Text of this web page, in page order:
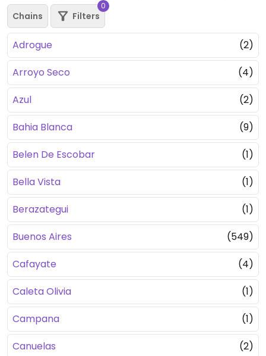
Chains Filters
0
Adrogue
(2)
Arroyo Seco
(4)
Azul
(2)
Bahia Blanca
(9)
Belen De Escobar
(1)
Bella Vista
(1)
Berazategui
(1)
Buenos Aires
(549)
Cafayate
(4)
Caleta Olivia
(1)
Campana
(1)
Canuelas
(2)